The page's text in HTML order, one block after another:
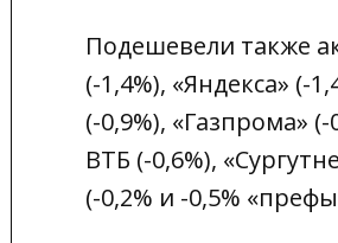
Подешевели также
(-1,4%), «Яндекса» (-
(-0,9%), «Газпрома»
ВТБ (-0,6%),
(-0,2% и -0,5%